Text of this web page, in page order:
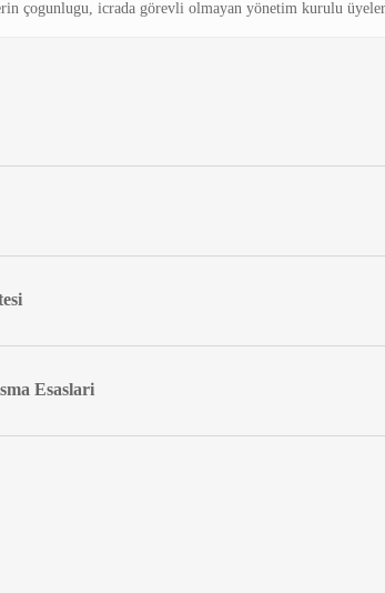
çogunlugu, icrada görevli olmayan yönetim kurulu
Esaslari